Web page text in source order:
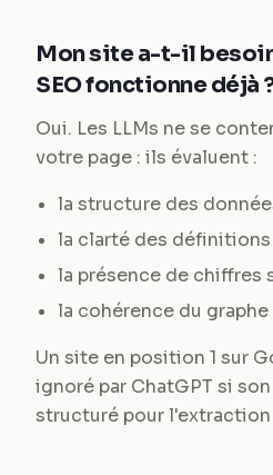
Mon site a-t-il
SEO fonctionne déjà
Oui. Les LLMs ne se
votre page : ils évaluent :
la structure des
la clarté des définitions
la présence de chiffres
la cohérence du
Un site en position 1 sur
ignoré par ChatGPT si
structuré pour l'extraction